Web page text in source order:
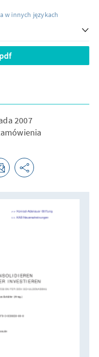
w innych językach
2007